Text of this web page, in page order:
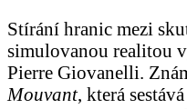
Stírání hranic mezi
simulovanou realitou
Pierre Giovanelli.
Mouvant, která